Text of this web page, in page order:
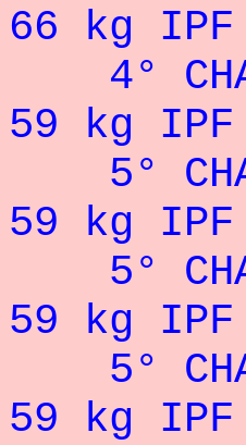
66 kg
4°
59 kg
5°
59 kg
5°
59 kg
5°
59 kg